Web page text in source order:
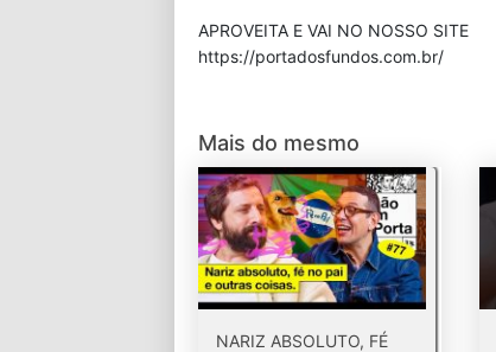
APROVEITA E VAI NO NOSSO SITE
⁠https://portadosfundos.com.br/
Mais do mesmo
NARIZ ABSOLUTO, FÉ